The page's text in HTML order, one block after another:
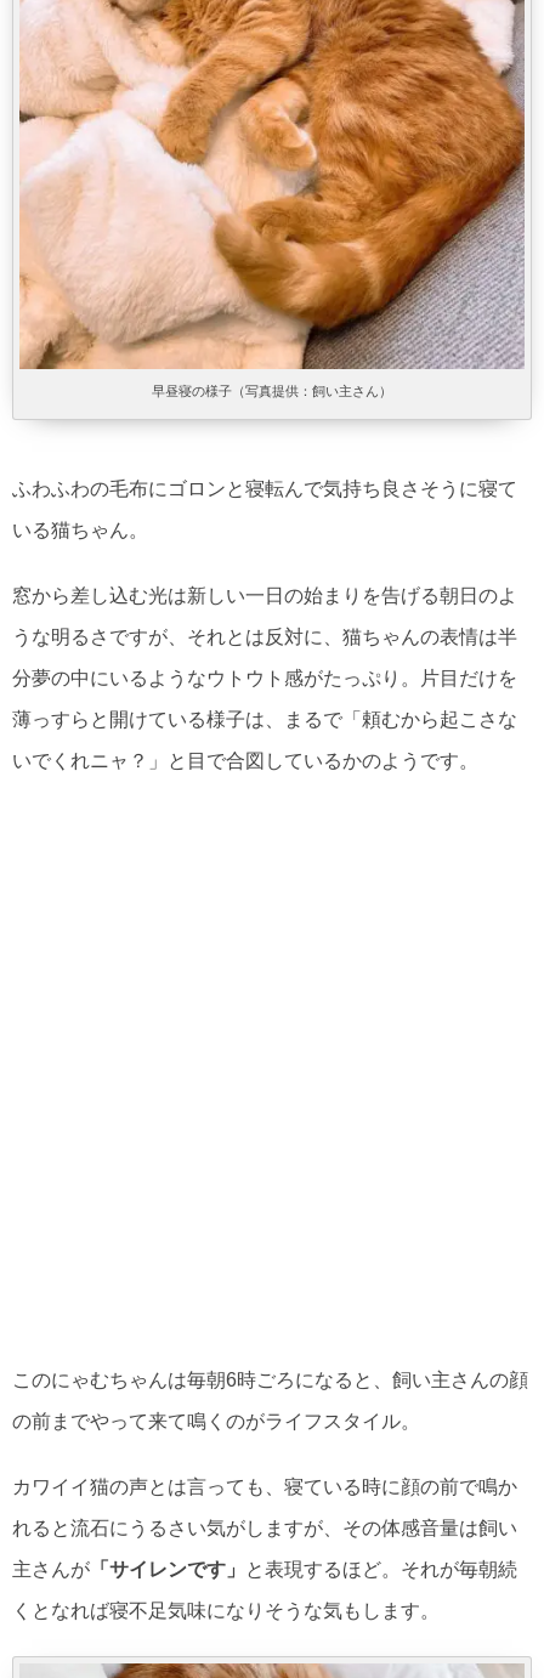
早昼寝の様子（写真提供：飼い主さん）
ふわふわの毛布にゴロンと寝転んで気持ち良さそうに寝て
いる猫ちゃん。
窓から差し込む光は新しい一日の始まりを告げる朝日のよ
うな明るさですが、それとは反対に、猫ちゃんの表情は半
分夢の中にいるようなウトウト感がたっぷり。片目だけを
薄っすらと開けている様子は、まるで「頼むから起こさな
いでくれニャ？」と目で合図しているかのようです。
このにゃむちゃんは毎朝6時ごろになると、飼い主さんの顔
の前までやって来て鳴くのがライフスタイル。
カワイイ猫の声とは言っても、寝ている時に顔の前で鳴か
れると流石にうるさい気がしますが、その体感音量は飼い
主さんが 「サイレンです」
と表現するほど。それが毎朝続
くとなれば寝不足気味になりそうな気もします。